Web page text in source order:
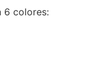
6 colores: